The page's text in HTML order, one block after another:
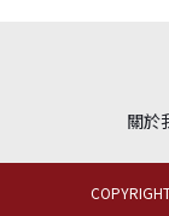
關於